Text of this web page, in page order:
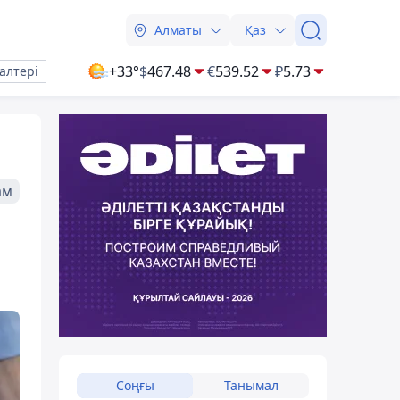
Алматы Қаз
+33°$467.48 €539.52 ₽5.73
Соңғы Танымал